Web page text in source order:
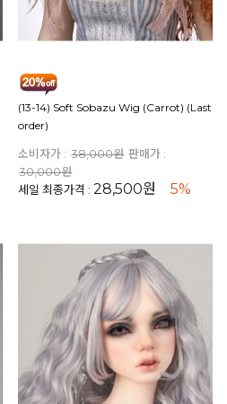
(13-14) Soft Sobazu Wig (Carrot) (Last
order)
소비자가 : 38,000원 판매가 :
30,000원
세일 최종가격 :28,500원 5%